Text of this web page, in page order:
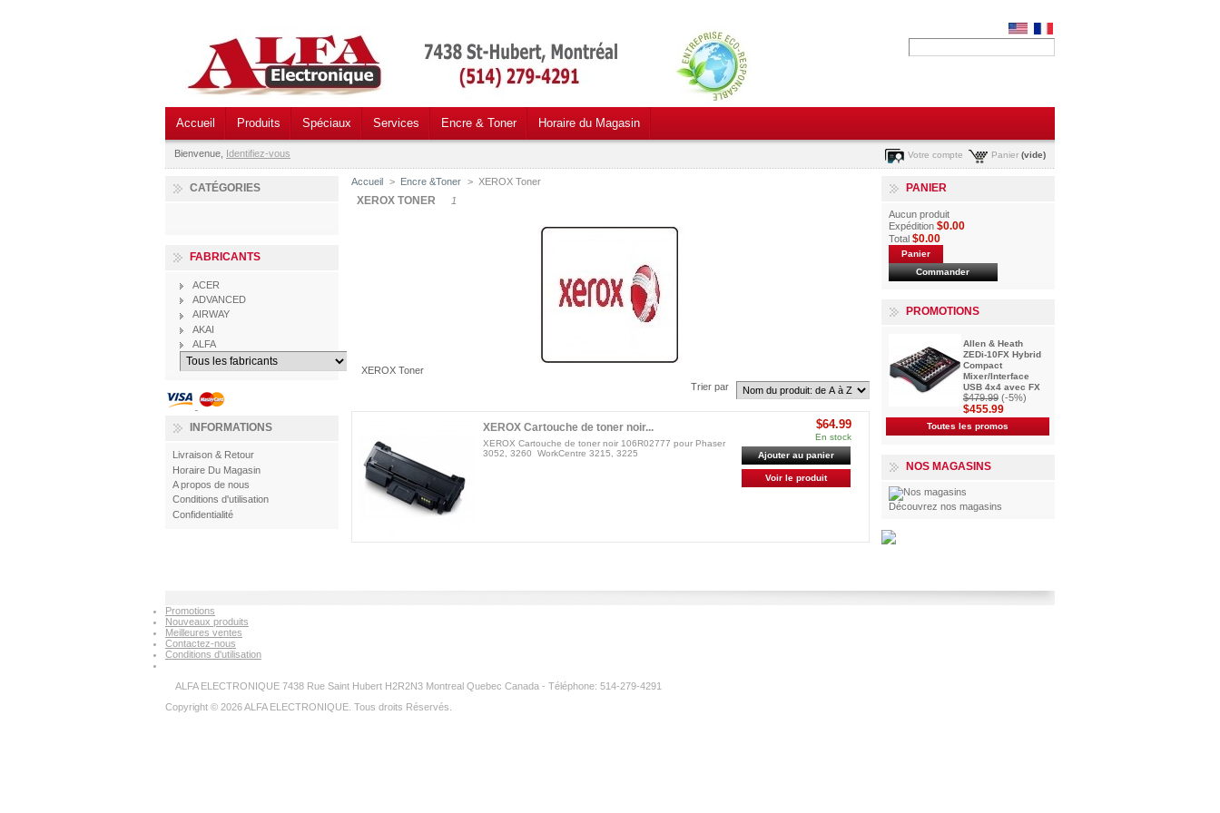
Accueil Produits Spéciaux Services Encre & Toner Horaire du Magasin
Bienvenue, Identifiez-vous Panier (vide)
Votre compte
CATÉGORIES
FABRICANTS
ACER
ADVANCED
AIRWAY
AKAI
ALFA
INFORMATIONS
Livraison & Retour
Horaire Du Magasin
A propos de nous
Conditions d'utilisation
Confidentialité
Accueil > Encre &Toner > XEROX Toner
XEROX TONER 1
XEROX Toner
Trier par
XEROX Cartouche de toner noir...
XEROX Cartouche de toner noir 106R02777 pour Phaser
3052, 3260 WorkCentre 3215, 3225
$64.99
En stock
Ajouter au panier
Voir le produit
PANIER
Aucun produit
Expédition $0.00
Total $0.00
Panier
Commander
PROMOTIONS
Allen & Heath
ZEDi-10FX Hybrid
Compact
Mixer/Interface
USB 4x4 avec FX
$479.99 (-5%)
$455.99
Toutes les promos
NOS MAGASINS
Découvrez nos magasins
Promotions
Nouveaux produits
Meilleures ventes
Contactez-nous
Conditions d'utilisation
ALFA ELECTRONIQUE 7438 Rue Saint Hubert H2R2N3 Montreal Quebec Canada - Téléphone: 514-279-4291
Copyright © 2026 ALFA ELECTRONIQUE. Tous droits Réservés.